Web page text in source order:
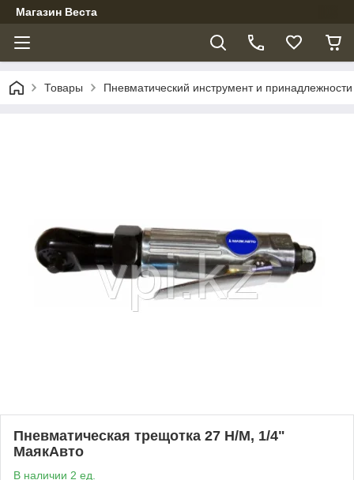
Магазин Веста
Товары Пневматический инструмент и принадлежности
Пневматическая трещотка 27 Н/М, 1/4"
МаякАвто
В наличии 2 ед.